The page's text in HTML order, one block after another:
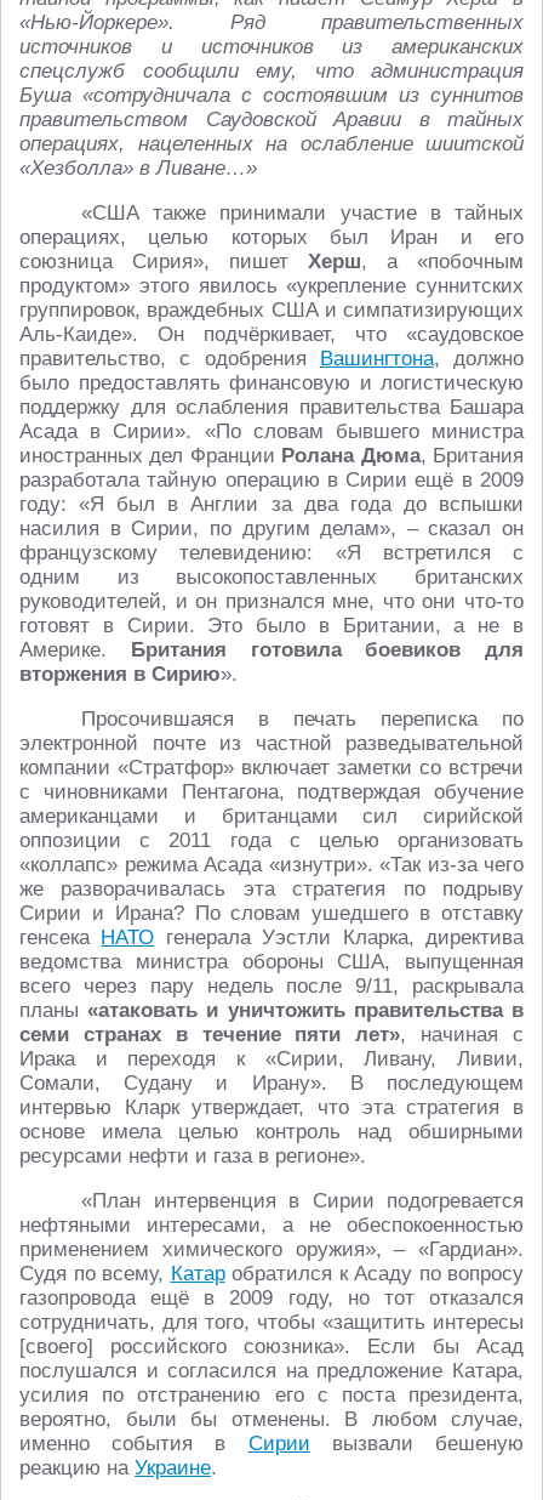
«Нью-Йоркере». Ряд правительственных
источников и источников из американских
спецслужб сообщили ему, что администрация
Буша «сотрудничала с состоявшим из суннитов
правительством Саудовской Аравии в тайных
операциях, нацеленных на ослабление шиитской
«Хезболла» в Ливане…»
«США также принимали участие в тайных
операциях, целью которых был Иран и его
союзница Сирия», пишет Херш, а «побочным
продуктом» этого явилось «укрепление суннитских
группировок, враждебных США и симпатизирующих
Аль-Каиде». Он подчёркивает, что «саудовское
правительство, с одобрения Вашингтона, должно
было предоставлять финансовую и логистическую
поддержку для ослабления правительства Башара
Асада в Сирии». «По словам бывшего министра
иностранных дел Франции Ролана Дюма, Британия
разработала тайную операцию в Сирии ещё в 2009
году: «Я был в Англии за два года до вспышки
насилия в Сирии, по другим делам», – сказал он
французскому телевидению: «Я встретился с
одним из высокопоставленных британских
руководителей, и он признался мне, что они что-то
готовят в Сирии. Это было в Британии, а не в
Америке. Британия готовила боевиков для
вторжения в Сирию».
Просочившаяся в печать переписка по
электронной почте из частной разведывательной
компании «Стратфор» включает заметки со встречи
с чиновниками Пентагона, подтверждая обучение
американцами и британцами сил сирийской
оппозиции с 2011 года с целью организовать
«коллапс» режима Асада «изнутри». «Так из-за чего
же разворачивалась эта стратегия по подрыву
Сирии и Ирана? По словам ушедшего в отставку
генсека НАТО генерала Уэстли Кларка, директива
ведомства министра обороны США, выпущенная
всего через пару недель после 9/11, раскрывала
планы«атаковать и уничтожить правительства в
семи странах в течение пяти лет», начиная с
Ирака и переходя к «Сирии, Ливану, Ливии,
Сомали, Судану и Ирану». В последующем
интервью Кларк утверждает, что эта стратегия в
основе имела целью контроль над обширными
ресурсами нефти и газа в регионе».
«План интервенция в Сирии подогревается
нефтяными интересами, а не обеспокоенностью
применением химического оружия», – «Гардиан».
Судя по всему, Катаробратился к Асаду по вопросу
газопровода ещё в 2009 году, но тот отказался
сотрудничать, для того, чтобы «защитить интересы
[своего] российского союзника». Если бы Асад
послушался и согласился на предложение Катара,
усилия по отстранению его с поста президента,
вероятно, были бы отменены. В любом случае,
именно события в Сирии вызвали бешеную
реакцию на Украине.